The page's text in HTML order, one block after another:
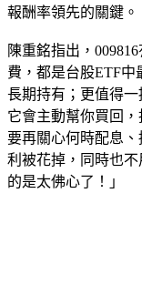
報酬率領先的關鍵。
陳重銘指出，
費，都是台股ETF
長期持有；更值得一
它會主動幫你買回
要再關心何時配息
利被花掉，同時也
的是太佛心了！」